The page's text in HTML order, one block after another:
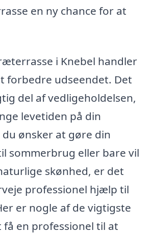
en ny chance for at
i Knebel handler
forbedre udseendet. Det
del af vedligeholdelsen,
levetiden på din
ønsker at gøre din
sommerbrug eller bare vil
skønhed, er det
professionel hjælp til
er nogle af de vigtigste
en professionel til at